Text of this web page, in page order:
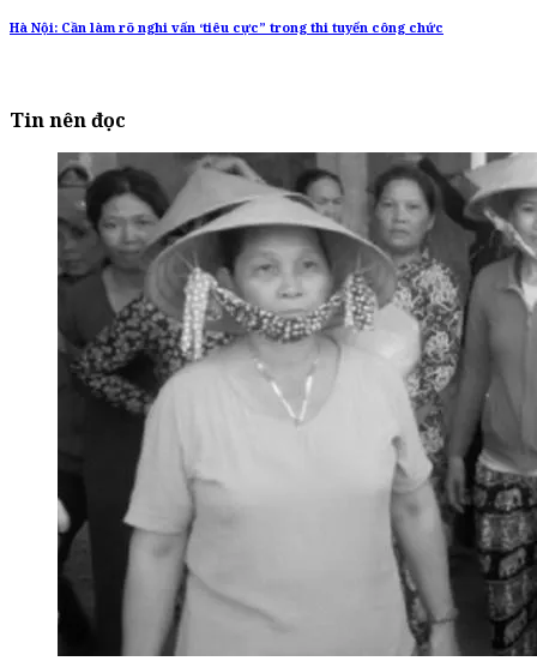
Hà Nội: Cần làm rõ nghi vấn ‘tiêu cực” trong thi tuyển công chức
Tin nên đọc